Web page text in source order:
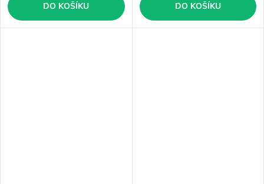
DO KOŠÍKU DO KOŠÍKU